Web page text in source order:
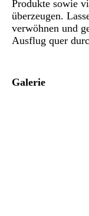
Produkte sowie
überzeugen.
verwöhnen und
Ausflug quer
Galerie